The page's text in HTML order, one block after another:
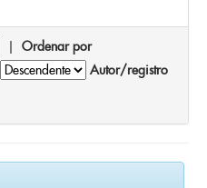
| Ordenar por
Autor/registro